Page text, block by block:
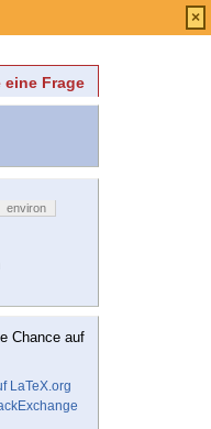
eine Frage
environ
Chance auf
LaTeX.org
×